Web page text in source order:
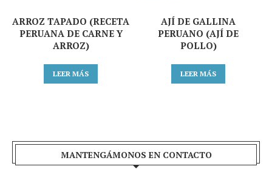
ARROZ TAPADO (RECETA
PERUANA DE CARNE Y
ARROZ)
LEER MÁS
AJÍ DE GALLINA
PERUANO (AJÍ DE
POLLO)
LEER MÁS
MANTENGÁMONOS EN CONTACTO